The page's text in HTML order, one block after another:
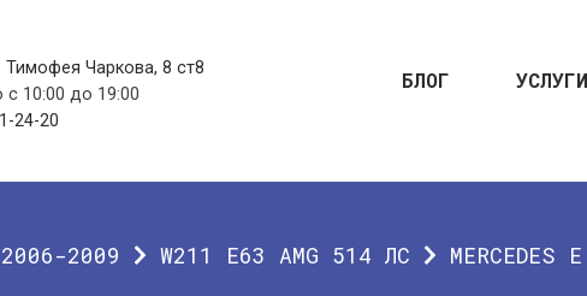
БЛОГ УСЛУГИ
Чаркова, 8 ст8
с 10:00 до 19:00
24-20
2009 W211 E63 AMG 514 ЛС
MERCEDES